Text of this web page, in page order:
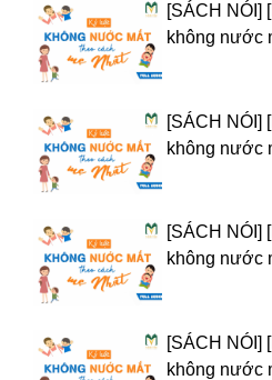
[SÁCH NÓI]
không nước
[SÁCH NÓI]
không nước
[SÁCH NÓI]
không nước
[SÁCH NÓI]
không nước